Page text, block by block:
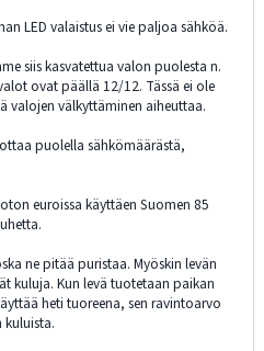
LED valaistus ei vie paljoa sähköä.
siis kasvatettua valon puolesta n.
ovat päällä 12/12. Tässä ei ole
valojen välkyttäminen aiheuttaa.
puolella sähkömäärästä,
euroissa käyttäen Suomen 85
ne pitää puristaa. Myöskin levän
kuluja. Kun levä tuotetaan paikan
heti tuoreena, sen ravintoarvo
kuluista.